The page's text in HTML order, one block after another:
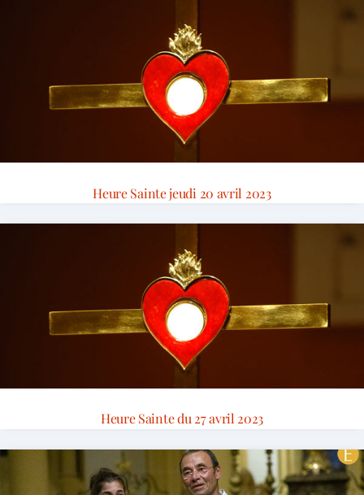
Heure Sainte jeudi 20 avril 2023
Heure Sainte du 27 avril 2023